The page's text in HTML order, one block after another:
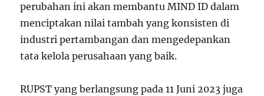
perubahan ini akan membantu MIND ID dalam
menciptakan nilai tambah yang konsisten di
industri pertambangan dan mengedepankan
tata kelola perusahaan yang baik.
RUPST yang berlangsung pada 11 Juni 2023 juga